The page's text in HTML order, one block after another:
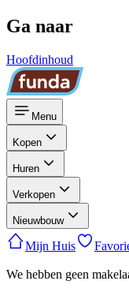
Ga naar
Hoofdinhoud
Menu
Kopen
Huren
Verkopen
Nieuwbouw
Mijn Huis
We hebben geen